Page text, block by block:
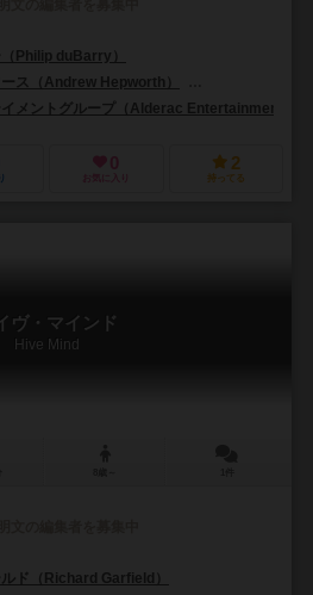
Philip duBarry）
ス（Andrew Hepworth）
イメントグループ（Alderac Entertainment
0
お気に入り
2
持ってる
ヴ・マインド
Hive Mind
ド（Richard Garfield）